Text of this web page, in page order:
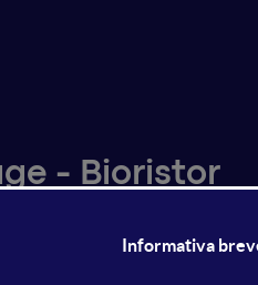
- Bioristor
tecnologica è stata
Tuttavia, gli